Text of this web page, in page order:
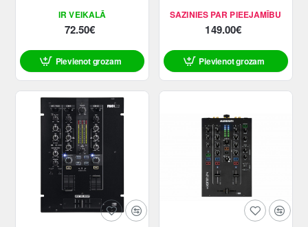
IR VEIKALĀ
72.50€
Pievienot grozam
SAZINIES PAR PIEEJAMĪBU
149.00€
Pievienot grozam